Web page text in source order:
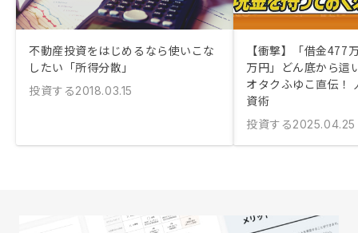
不動産投資をはじめるなら使いこな
したい「所得分散」
投資する2018.03.15
【衝撃】「借金
万円」どん底から這
オタクふゆこ直伝！
資術
投資する2025.04.25